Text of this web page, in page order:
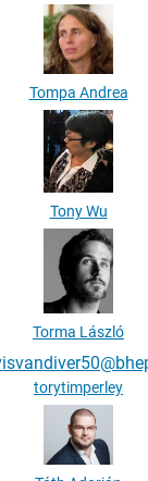
Tompa Andrea
Tony Wu
Torma László
torytimperley
Tóth Adorján